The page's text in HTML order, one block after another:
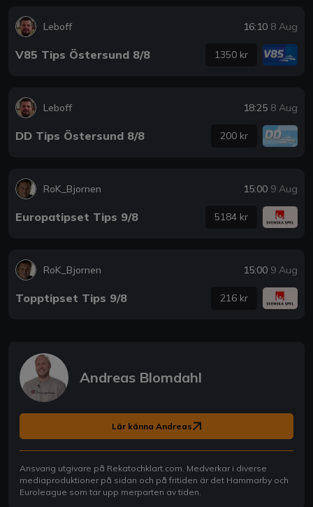
Leboff 16:10 8 Aug
V85 Tips Östersund 8/8 1350 kr
Leboff 18:25 8 Aug
DD Tips Östersund 8/8 200 kr
RoK_Bjornen 15:00 9 Aug
Europatipset Tips 9/8 5184 kr
RoK_Bjornen 15:00 9 Aug
Topptipset Tips 9/8 216 kr
Andreas Blomdahl
Lär känna Andreas
Ansvarig utgivare på Rekatochklart.com. Medverkar i diverse
mediaproduktioner på sidan och på fritiden är det Hammarby och
Euroleague som tar upp merparten av tiden.